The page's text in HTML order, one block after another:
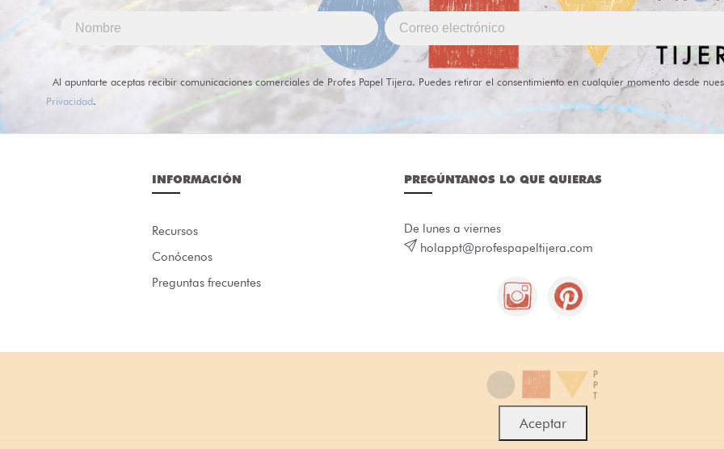
Al apuntarte aceptas recibir comunicaciones comerciales de Profes Papel Tijera. Puedes retirar el consentimiento en cualquier momento desde
Privacidad.
INFORMACIÓN
Recursos
Conócenos
Preguntas frecuentes
PREGÚNTANOS LO QUE QUIERAS
De lunes a viernes
holappt@profespapeltijera.com
Aceptar